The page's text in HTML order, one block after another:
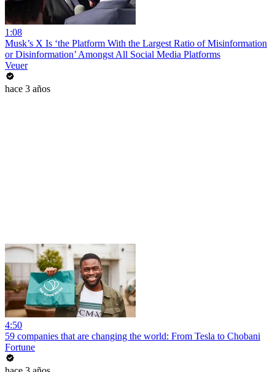
1:08
Musk’s X Is ‘the Platform With the Largest Ratio of Misinformation
or Disinformation’ Amongst All Social Media Platforms
Veuer
hace 3 años
4:50
59 companies that are changing the world: From Tesla to Chobani
Fortune